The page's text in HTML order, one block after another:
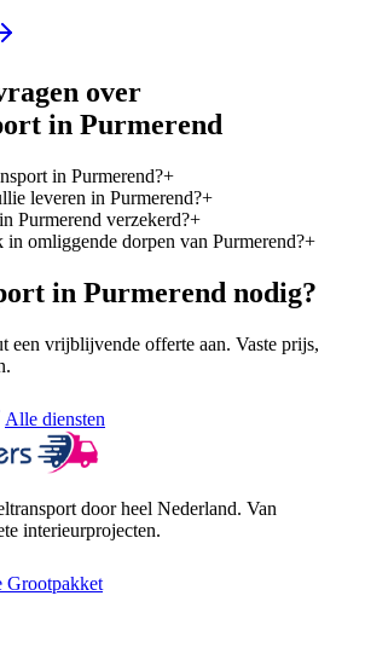
over
in Purmerend
in Purmerend?+
leveren in Purmerend?+
Purmerend verzekerd?+
omliggende dorpen van Purmerend?+
in Purmerend nodig?
een vrijblijvende offerte aan. Vaste prijs,
Alle diensten
door heel Nederland. Van
interieurprojecten.
Grootpakket